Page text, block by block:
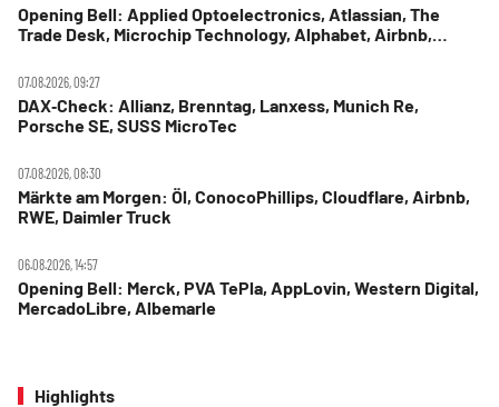
Opening Bell: Applied Optoelectronics, Atlassian, The
Trade Desk, Microchip Technology, Alphabet, Airbnb,
07.08.2026, 09:27
DAX‑Check: Allianz, Brenntag, Lanxess, Munich Re,
Porsche SE, SUSS MicroTec
07.08.2026, 08:30
Märkte am Morgen: Öl, ConocoPhillips, Cloudflare, Airbnb,
RWE, Daimler Truck
06.08.2026, 14:57
Opening Bell: Merck, PVA TePla, AppLovin, Western Digital,
MercadoLibre, Albemarle
Highlights